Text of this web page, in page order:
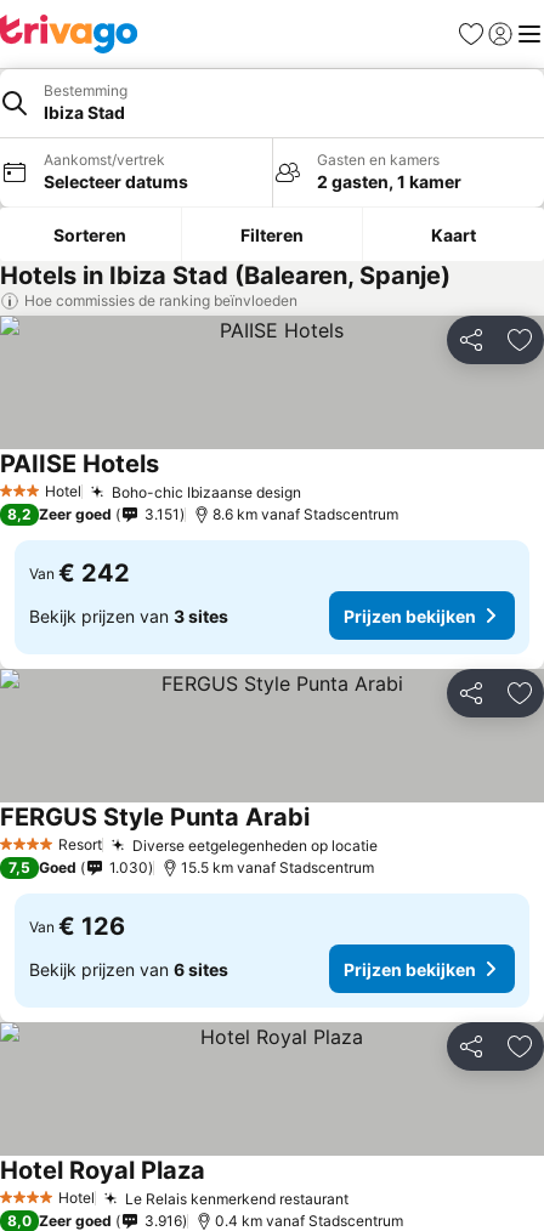
Favorieten
Bestemming
Ibiza Stad
Aankomst/vertrek
Selecteer datums
Gasten en kamers
2 gasten, 1 kamer
Sorteren Filteren Kaart
Hotels in Ibiza Stad (Balearen, Spanje)
Hoe commissies de ranking beïnvloeden
Delen
3 SterrenHotel Boho-chic Ibizaanse design
PAIISE HotelsPrijzen bekijken
8,2 Zeer goed 3.151 8.6 km vanaf Stadscentrum
Van € 242
Bekijk prijzen van 3 sites Prijzen bekijken
Delen
4 SterrenResort Diverse eetgelegenheden op locatiePrijzen bekijken
FERGUS Style Punta ArabiPrijzen bekijken
7,5 Goed 1.030 15.5 km vanaf Stadscentrum
Van € 126
Bekijk prijzen van 6 sites Prijzen bekijken
Delen
4 SterrenHotel Le Relais kenmerkend restaurantPrijzen bekijken
Hotel Royal Plaza
8,0 Zeer goed 3.916 0.4 km vanaf Stadscentrum